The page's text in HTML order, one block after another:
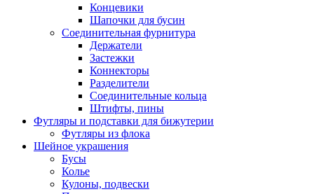
Концевики
Шапочки для бусин
Соединительная фурнитура
Держатели
Застежки
Коннекторы
Разделители
Соединительные кольца
Штифты, пины
Футляры и подставки для бижутерии
Футляры из флока
Шейное украшения
Бусы
Колье
Кулоны, подвески